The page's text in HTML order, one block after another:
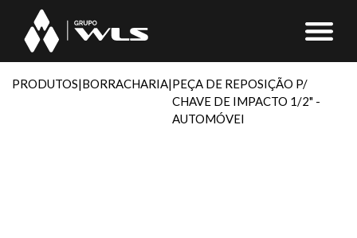
PRODUTOS|BORRACHARIA|PEÇA DE REPOSIÇÃO P/
CHAVE DE IMPACTO 1/2" -
AUTOMÓVEI